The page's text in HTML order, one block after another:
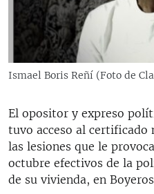
RADIO MARTÍ
ESPECIALES
ESPECIALES
SER VIEJO EN CUBA
KENTU-CUBANO
LOS SANTOS DE HIALEAH
DESINFORMACIÓN RUSA
MULTIMEDIA
SÍGUENOS
Ismael Boris Reñí (Foto de
El opositor y expreso
tuvo acceso al certificado
las lesiones que le
octubre efectivos de la
de su vivienda, en